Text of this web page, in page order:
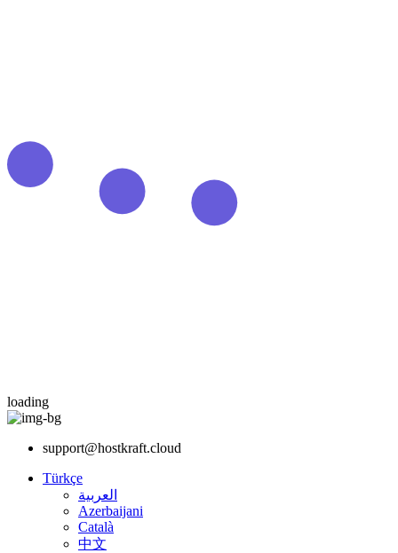
loading
support@hostkraft.cloud
Türkçe
العربية
Azerbaijani
Català
中文